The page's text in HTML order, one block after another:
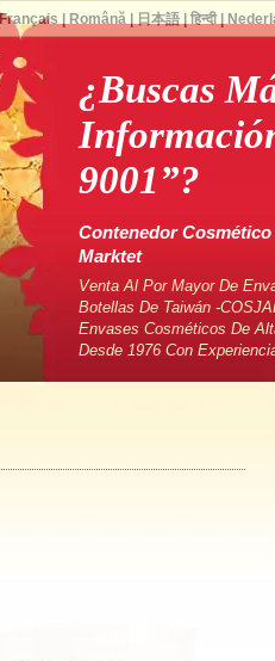
¿Buscas
9001”?
Contenedor
Marktet
Venta Al Por Mayor De
Botellas De Taiwán -
Envases Cosméticos De
Desde 1976 Con
Français Română| 日本語| हिन्दी|